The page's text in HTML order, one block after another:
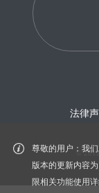
尊敬的用户：我
版本的更新内容
限相关功能使用
法律
©